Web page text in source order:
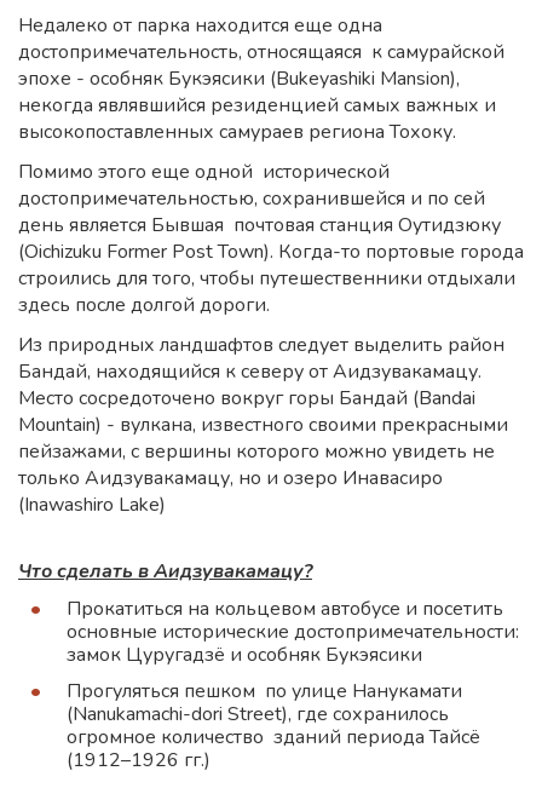
Недалеко от парка находится еще одна
достопримечательность, относящаяся к самурайской
эпохе - особняк Букэясики (Bukeyashiki Mansion),
некогда являвшийся резиденцией самых важных и
высокопоставленных самураев региона Тохоку.
Помимо этого еще одной исторической
достопримечательностью, сохранившейся и по сей
день является Бывшая почтовая станция Оутидзюку
(Oichizuku Former Post Town). Когда-то портовые города
строились для того, чтобы путешественники отдыхали
здесь после долгой дороги.
Из природных ландшафтов следует выделить район
Бандай, находящийся к северу от Аидзувакамацу.
Место сосредоточено вокруг горы Бандай (Bandai
Mountain) - вулкана, известного своими прекрасными
пейзажами, с вершины которого можно увидеть не
только Аидзувакамацу, но и озеро Инавасиро
(Inawashiro Lake)
Что сделать в Аидзувакамацу?
Прокатиться на кольцевом автобусе и посетить
основные исторические достопримечательности:
замок Цуругадзё и особняк Букэясики
Прогуляться пешком по улице Нанукамати
(Nanukamachi-dori Street), где сохранилось
огромное количество зданий периода Тайсё
(1912–1926 гг.)